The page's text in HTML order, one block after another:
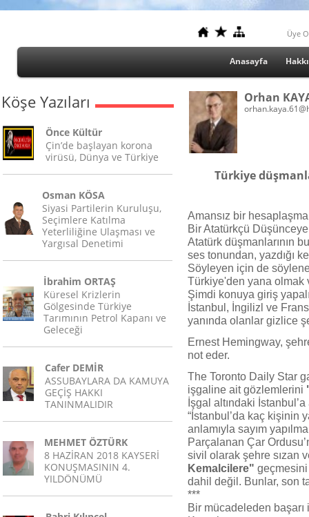
Üye
Anasayfa
Köşe Yazıları
Önce Kültür
Çin’de başlayan korona
virüsü, Dünya ve Türkiye
Osman KÖSA
Siyasi Partilerin Kuruluşu,
Seçimlere Katılma
Yeterliliğine Ulaşması ve
Yargısal Denetimi
İbrahim ORTAŞ
Küresel Krizlerin
Gölgesinde Türkiye
Tarımının Petrol Kapanı ve
Geleceği
Cafer DEMİR
ASSUBAYLARA DA KAMUYA
GEÇİŞ HAKKI
TANINMALIDIR
MEHMET ÖZTÜRK
8 HAZİRAN 2018 KAYSERİ
KONUŞMASININ 4.
YILDÖNÜMÜ
Orhan
Türkiye
Amansız bir
Bir Atatürkçü
Atatürk düşmanlarının
ses tonundan, yazdığı
Söyleyen için de
Türkiye'den yana olmak
Şimdi konuya giriş
İstanbul, İngilizl ve
yanında olanlar gizlice
Ernest Hemingway,
not eder.
The Toronto Daily Star
işgaline ait gözlemlerini
İşgal altındaki
“İstanbul’da kaç kişinin
anlamıyla sayım
Parçalanan Çar
sivil olarak şehre sızan
Kemalcilere"
dahil değil. Bunlar, son
***
Bir mücadeleden başarı